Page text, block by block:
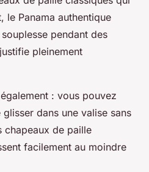
le Panama authentique
pendant des
pleinement
: vous pouvez
glisser dans une valise sans
chapeaux de paille
facilement au moindre